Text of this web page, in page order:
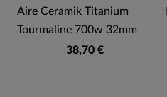
Aire Ceramik Titanium
Tourmaline 700w 32mm
38,70 €